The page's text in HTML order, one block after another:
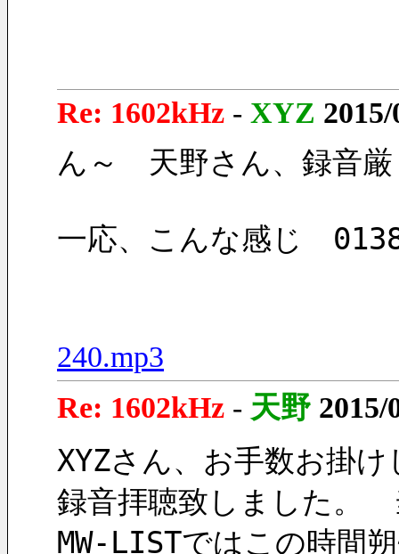
Re: 1602kHz - XYZ
ん～　天野さん、録音
一応、こんな感じ　
240.mp3
Re: 1602kHz - 天野 2015/
XYZさん、お手数お掛け
録音拝聴致しました。
MW-LISTではこの時間